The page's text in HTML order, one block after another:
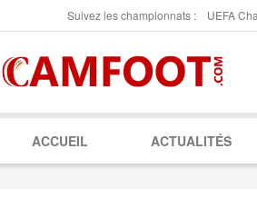
Suivez les championnats : UEFA
ACCUEIL ACTUALITÉS